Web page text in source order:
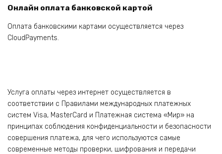
Онлайн оплата банковской картой
Оплата банковскими картами осуществляется через
CloudPayments.
Услуга оплаты через интернет осуществляется в
соответствии с Правилами международных платежных
систем Visa, MasterCard и Платежная система «Мир» на
принципах соблюдения конфиденциальности и безопасности
совершения платежа, для чего используются самые
современные методы проверки, шифрования и передачи